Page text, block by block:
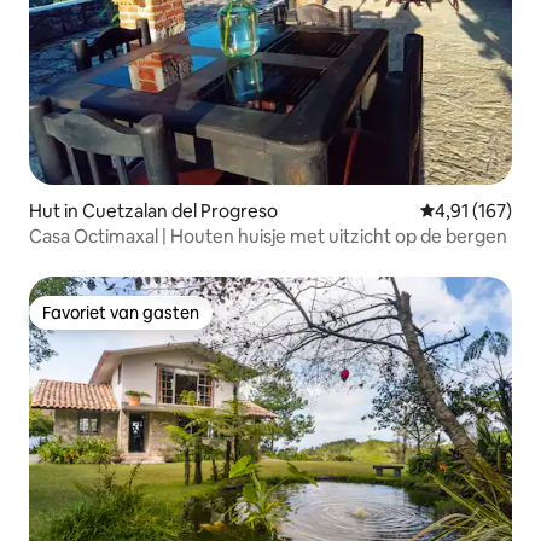
Hut in Cuetzalan del Progreso Gemiddelde
4,91 (167)
Casa Octimaxal | Houten huisje met uitzicht op de bergen
Favoriet van gasten
Favoriet van gasten